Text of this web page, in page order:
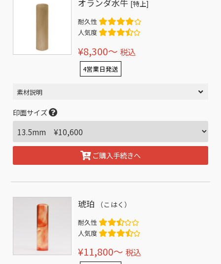
オランダ水牛 [特上]
耐久性
人気度
¥8,300〜 税込
4営業日発送
素材説明
印面サイズ
ご購入手続きへ
琥珀 （こはく）
耐久性
人気度
¥11,800〜 税込